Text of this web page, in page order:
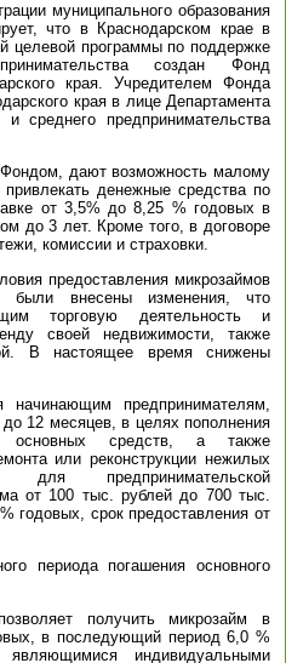
муниципального образования
что в Краснодарском крае в
целевой программы по поддержке
создан Фонд
края. Учредителем Фонда
края в лице Департамента
среднего предпринимательства
дают возможность малому
денежные средства по
от 3,5% до 8,25 % годовых в
до 3 лет. Кроме того, в договоре
комиссии и страховки.
предоставления микрозаймов
были внесены изменения, что
торговую деятельность и
своей недвижимости, также
В настоящее время снижены
начинающим предпринимателям,
12 месяцев, в целях пополнения
основных средств, а также
или реконструкции нежилых
для предпринимательской
от 100 тыс. рублей до 700 тыс.
годовых, срок предоставления от
периода погашения основного
получить микрозайм в
в последующий период 6,0 %
индивидуальными